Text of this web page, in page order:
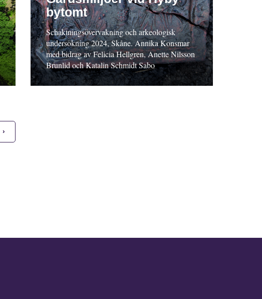
bytomt
Schaktningsövervakning och arkeologisk
undersökning 2024, Skåne. Annika Konsmar
med bidrag av Felicia Hellgren, Anette Nilsson
Brunlid och Katalin Schmidt Sabo
›